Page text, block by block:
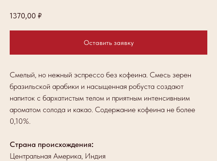
1370,00 ₽
Оставить заявку
Смелый, но нежный эспрессо без кофеина. Смесь зерен
бразильской арабики и насыщенная робуста создают
напиток с бархатистым телом и приятным интенсивныим
ароматом солода и какао. Содержание кофеина не более
0,10%.
Страна происхождения:
Центральная Америка, Индия